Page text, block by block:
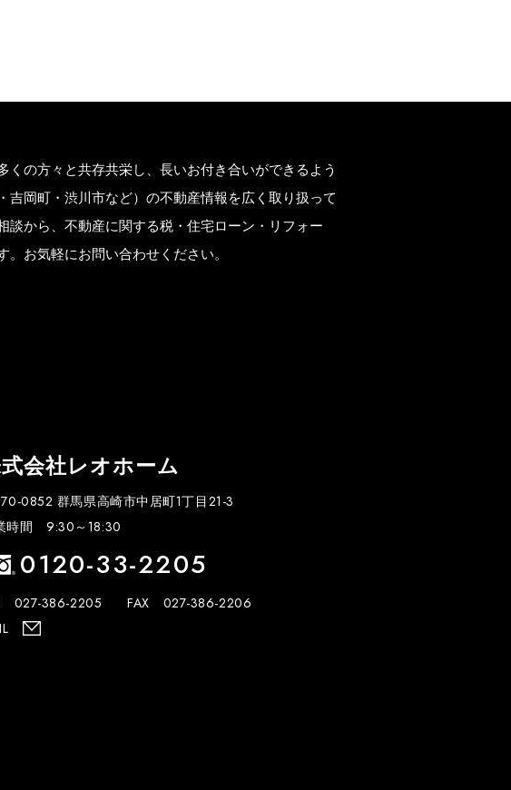
の方々と共存共栄し、長いお付き合いができるよう
岡町・渋川市など）の不動産情報を広く取り扱って
から、不動産に関する税・住宅ローン・リフォー
お気軽にお問い合わせください。
会社レオホーム
0852 群馬県高崎市中居町1丁目21-3
時間 9:30～18:30
0120-33-2205
027-386-2205
FAX 027-386-2206